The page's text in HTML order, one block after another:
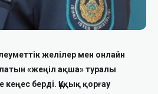
желілер мен онлайн
«жеңіл ақша» туралы
берді. Құқық қорғау